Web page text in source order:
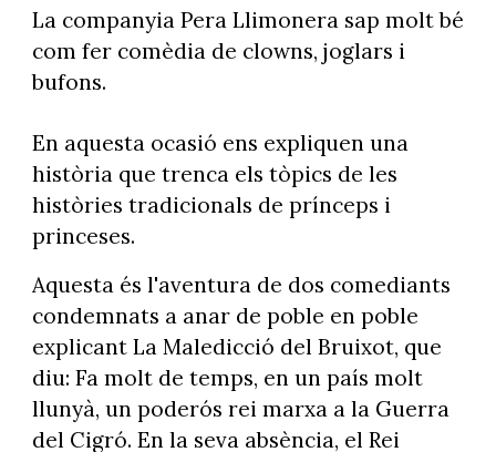
La companyia Pera Llimonera sap molt bé
com fer comèdia de clowns, joglars i
bufons.
En aquesta ocasió ens expliquen una
història que trenca els tòpics de les
històries tradicionals de prínceps i
princeses.
Aquesta és l'aventura de dos comediants
condemnats a anar de poble en poble
explicant La Maledicció del Bruixot, que
diu: Fa molt de temps, en un país molt
llunyà, un poderós rei marxa a la Guerra
del Cigró. En la seva absència, el Rei